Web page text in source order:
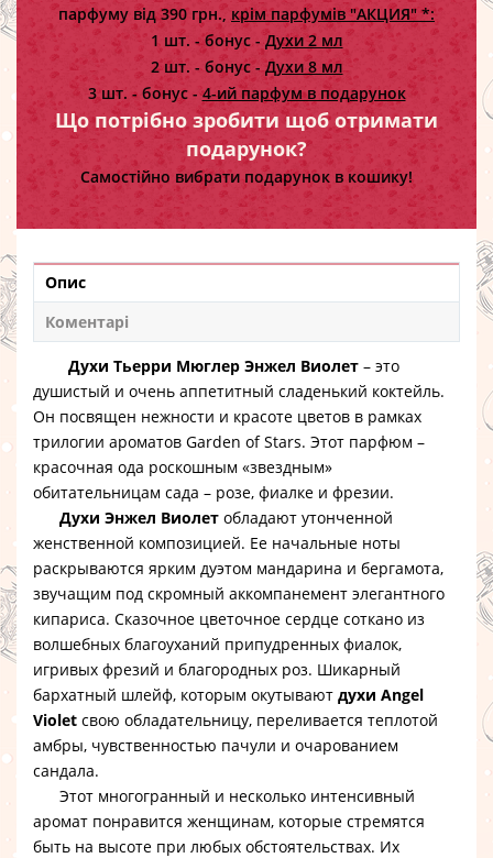
парфуму від 390 грн., крім парфумів "АКЦИЯ" *:
1 шт. - бонус - Духи 2 мл
2 шт. - бонус -Духи 8 мл
3 шт. - бонус -4-ий парфум в подарунок
Що потрібно зробити щоб отримати
подарунок?
Самостійно вибрати подарунок в кошику!
Опис
Коментарі
Духи Тьерри Мюглер Энжел Виолет – это
душистый и очень аппетитный сладенький коктейль.
Он посвящен нежности и красоте цветов в рамках
трилогии ароматов Garden of Stars. Этот парфюм –
красочная ода роскошным «звездным»
обитательницам сада – розе, фиалке и фрезии.
Духи Энжел Виолет обладают утонченной
женственной композицией. Ее начальные ноты
раскрываются ярким дуэтом мандарина и бергамота,
звучащим под скромный аккомпанемент элегантного
кипариса. Сказочное цветочное сердце соткано из
волшебных благоуханий припудренных фиалок,
игривых фрезий и благородных роз. Шикарный
бархатный шлейф, которым окутывают духи Angel
Violet свою обладательницу, переливается теплотой
амбры, чувственностью пачули и очарованием
сандала.
Этот многогранный и несколько интенсивный
аромат понравится женщинам, которые стремятся
быть на высоте при любых обстоятельствах. Их